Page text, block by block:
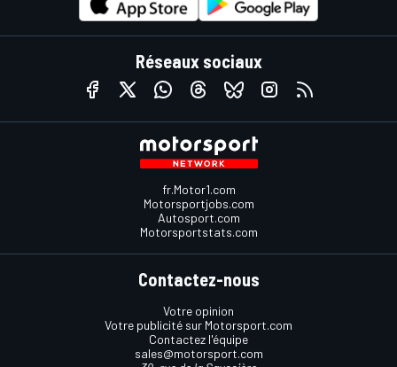
Réseaux sociaux
fr.Motor1.com
Motorsportjobs.com
Autosport.com
Motorsportstats.com
Contactez-nous
Votre opinion
Votre publicité sur Motorsport.com
Contactez l'équipe
sales@motorsport.com